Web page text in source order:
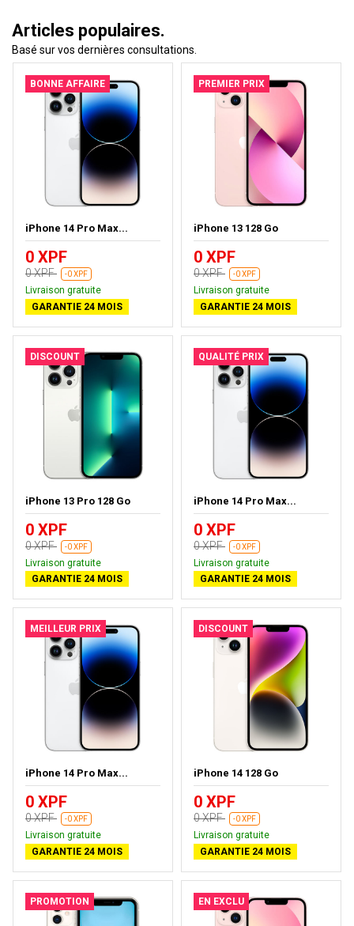
Articles populaires.
Basé sur vos dernières consultations.
BONNE AFFAIRE
iPhone 14 Pro Max...
0 XPF
0 XPF -0 XPF
Livraison gratuite
GARANTIE 24 MOIS
PREMIER PRIX
iPhone 13 128 Go
0 XPF
0 XPF -0 XPF
Livraison gratuite
GARANTIE 24 MOIS
DISCOUNT
iPhone 13 Pro 128 Go
0 XPF
0 XPF -0 XPF
Livraison gratuite
GARANTIE 24 MOIS
QUALITÉ PRIX
iPhone 14 Pro Max...
0 XPF
0 XPF -0 XPF
Livraison gratuite
GARANTIE 24 MOIS
MEILLEUR PRIX
iPhone 14 Pro Max...
0 XPF
0 XPF -0 XPF
Livraison gratuite
GARANTIE 24 MOIS
DISCOUNT
iPhone 14 128 Go
0 XPF
0 XPF -0 XPF
Livraison gratuite
GARANTIE 24 MOIS
PROMOTION EN EXCLU